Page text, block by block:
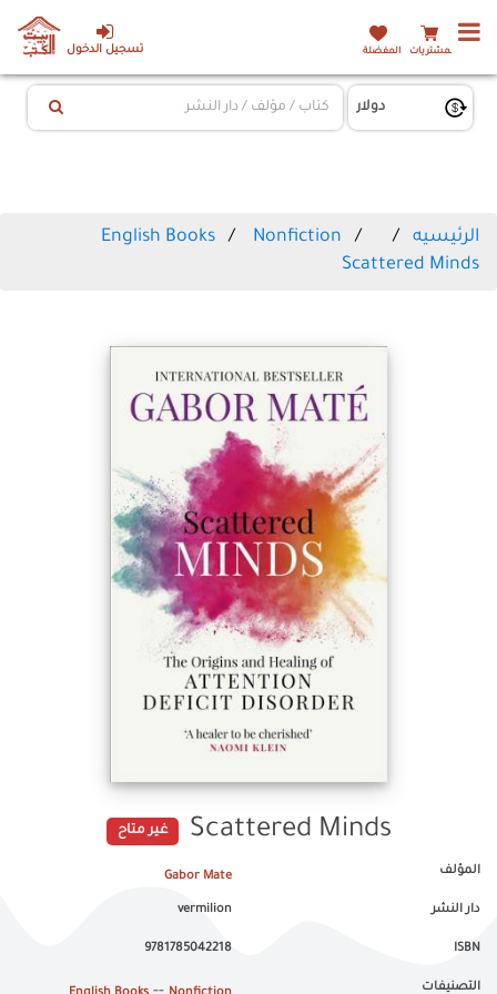
تسجيل الدخول المشتريات المفضلة
الرئيسيه English Books
Nonfiction
Scattered Minds
Scattered Minds غير متاح
المؤلف Gabor Mate
دار النشر vermilion
ISBN
9781785042218
التصنيفات